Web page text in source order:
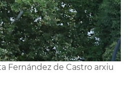
Fernández de Castro arxiu